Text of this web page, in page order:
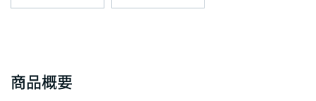
商品概要